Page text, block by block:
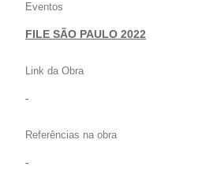
Eventos
FILE SÃO PAULO 2022
Link da Obra
-
Referências na obra
-